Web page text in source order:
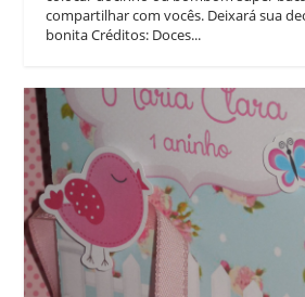
compartilhar com vocês. Deixará sua
bonita Créditos: Doces...